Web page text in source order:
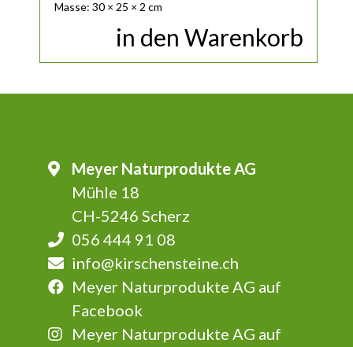
Masse: 30 × 25 × 2 cm
in den Warenkorb
Meyer Naturprodukte AG
Mühle 18
CH-5246 Scherz
056 444 91 08
info@kirschensteine.ch
Meyer Naturprodukte AG auf
Facebook
Meyer Naturprodukte AG auf